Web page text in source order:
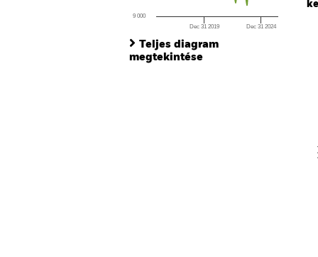
Dec 31 2019 Dec 31 2024
9 000
Teljes diagram
megtekintése